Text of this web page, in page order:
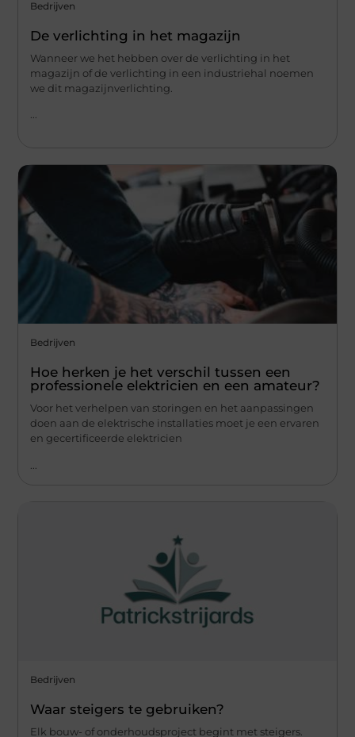
Bedrijven
De verlichting in het magazijn
Wanneer we het hebben over de verlichting in het
magazijn of de verlichting in een industriehal noemen
we dit magazijnverlichting.
Bedrijven
Hoe herken je het verschil tussen een
professionele elektricien en een amateur?
Voor het verhelpen van storingen en het aanpassingen
doen aan de elektrische installaties moet je een ervaren
en gecertificeerde elektricien
Bedrijven
Waar steigers te gebruiken?
Elk bouw- of onderhoudsproject begint met steigers.